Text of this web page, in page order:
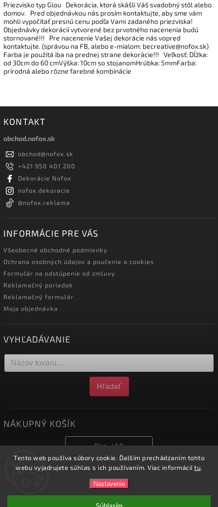
Tento web používa súbory cookie. Ďalším prechádzaním tohto
webu vyjadrujete súhlas s ich používaním. Viac informáciítu.
Nastavenie
Priezvisko typ Glou Dekorácia, ktorá skášli Váš svadobný stôl alebo
domov. Pred objednávkou nás prosím kontaktujte, aby sme vám
mohli vypočítať presnú cenu podľa Vami zadaného priezviska!
Objednávky dekorácií vytvorené bez prvotného nacenenia budú
stornované!!! Pre nacenenie Vašej dekorácie nás vopred
kontaktujte. (správou na FB, alebo e-mialom: becreative@nofox.sk)
Farba je použitá iba na prednej strane dekorácie!!! Veľkosť: Dĺžka:
od 30cm do 60 cmVýška: 10cm so stojanomHrúbka: 5mmFarba:
prírodná alebo rôzne farebné kombinácie
KONTAKT
obchod.nofox.sk
obchod@nofox.sk
+421 950 401 200
Dekorácie Nofox
nofox.dekoracie
@nofox.reklama
INFORMÁCIE PRE VÁS
Všeobecné obchodné podmienky
Ochrana osobných údajov a poučenie o cookies
Formulár na odstúpenie od zmluvy
Reklamačný poriadok
Reklamačný formulár
Moja objednávka
VYHĽADÁVANIE
Hľadať
NÁKUPNÝ KOŠÍK
0ks /€0
obchod.nofox.sk. Všetky práva vyhradené.
Shoptet| DesignShoptak.cz.